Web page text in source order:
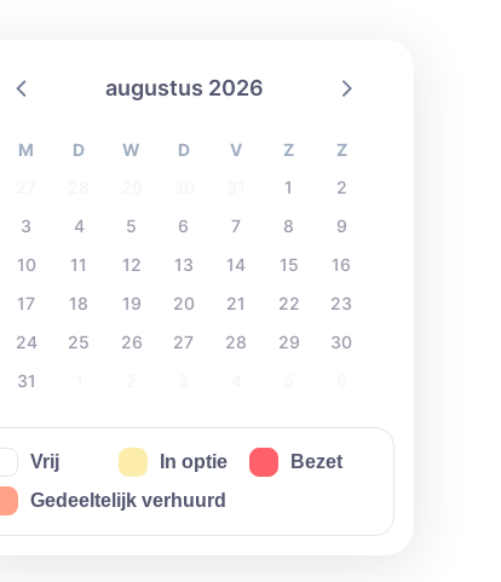
augustus 2026
M D W D V Z
Z
1
2
3
4 5 6 7 8
9
10
11 12 13 14 15
16
17
18 19 20 21 22
23
24
25 26 27 28 29
30
31
Vrij In optie
Bezet
Gedeeltelijk verhuurd